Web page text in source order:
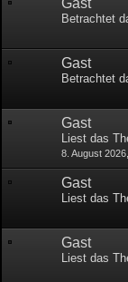
Gast
Betrachtet
Gast
Betrachtet
Gast
Liest das
8. August
Gast
Liest das
Gast
Liest das